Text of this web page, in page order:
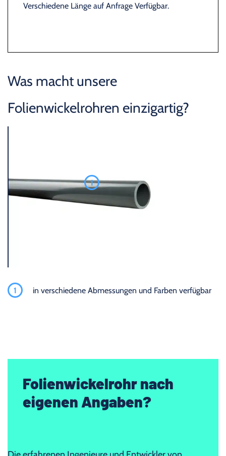
Verschiedene Länge auf Anfrage Verfügbar.
Was macht unsere
Folienwickelrohren einzigartig?
1
1 in verschiedene Abmessungen und Farben verfügbar
Folienwickelrohr nach
eigenen Angaben?